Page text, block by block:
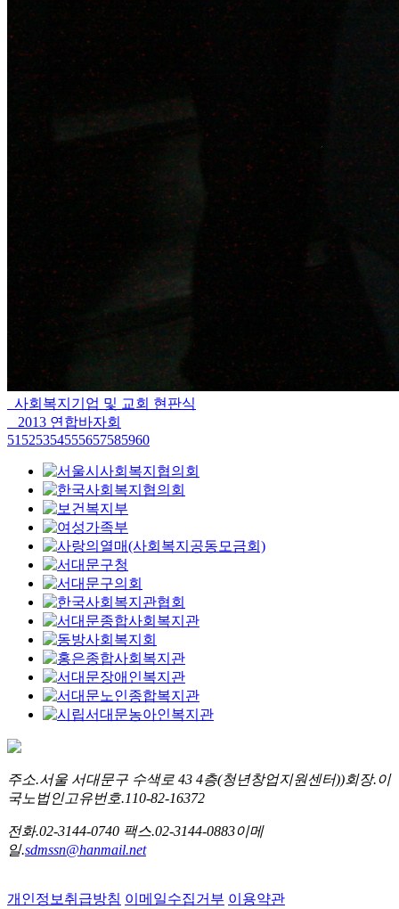
사회복지기업 및 교회 현판식
2013 연합바자회
51 525354555657585960
주소.서울 서대문구 수색로 43 4층(청년창업지원센터))회장.이
국노 법인고유번호.110-82-16372
전화.02-3144-0740 팩스.02-3144-0883이메
일.sdmssn@hanmail.net
개인정보취급방침 이메일수집거부 이용약관